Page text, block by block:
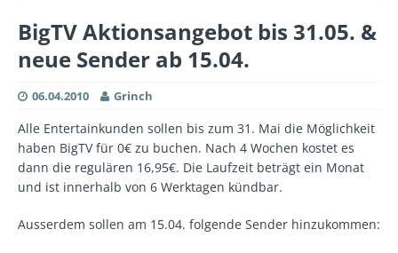
BigTV Aktionsangebot bis 31.05. &
neue Sender ab 15.04.
06.04.2010 Grinch
Alle Entertainkunden sollen bis zum 31. Mai die Möglichkeit
haben BigTV für 0€ zu buchen. Nach 4 Wochen kostet es
dann die regulären 16,95€. Die Laufzeit beträgt ein Monat
und ist innerhalb von 6 Werktagen kündbar.
Ausserdem sollen am 15.04. folgende Sender hinzukommen: